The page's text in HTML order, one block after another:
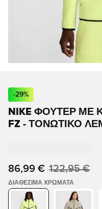
-29%
NIKE ΦΟΎΤΕΡ ΜΕ
FZ - ΤΟΝΩΤΙΚΌ
86,99 € 122,95 €
ΔΙΑΘΈΣΙΜΑ ΧΡΏΜΑΤΑ